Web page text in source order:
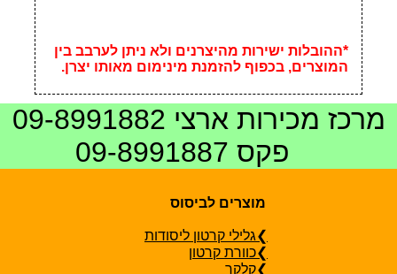
*ההובלות ישירות מהיצרנים ולא ניתן לערבב בין
המוצרים, בכפוף להזמנת מינימום מאותו יצרן.
מרכז מכירות ארצי 09-8991882
פקס 09-8991887
מוצרים לביסוס
❯גלילי קרטון ליסודות
❯כוורת קרטון
❯קלקר